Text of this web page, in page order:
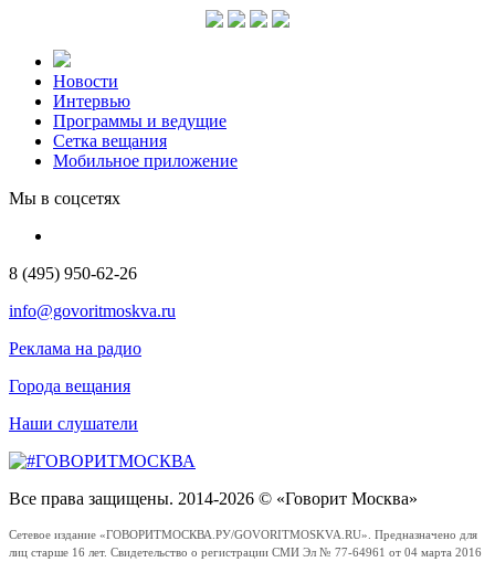
Новости
Интервью
Программы и ведущие
Сетка вещания
Мобильное приложение
Мы в соцсетях
8 (495) 950-62-26
info@govoritmoskva.ru
Реклама на радио
Города вещания
Наши слушатели
Все права защищены. 2014-2026 © «Говорит Москва»
Сетевое издание «ГОВОРИТМОСКВА.РУ/GOVORITMOSKVA.RU». Предназначено для
лиц старше 16 лет. Свидетельство о регистрации СМИ Эл № 77-64961 от 04 марта 2016